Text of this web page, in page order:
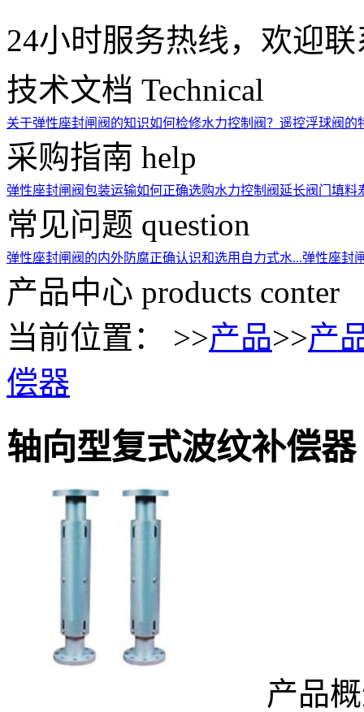
24小时服务热线，欢迎
技术文档 Technical
关于弹性座封闸阀的知识如何检修水力控制阀？ 遥控浮球阀的
采购指南 help
弹性座封闸阀包装运输如何正确选购水力控制阀 延长阀门填料
常见问题 question
弹性座封闸阀的内外防腐正确认识和选用自力式水...弹性座封
产品中心 products conter
当前位置： >>产品>>产
偿器
轴向型复式波纹补偿器
产品